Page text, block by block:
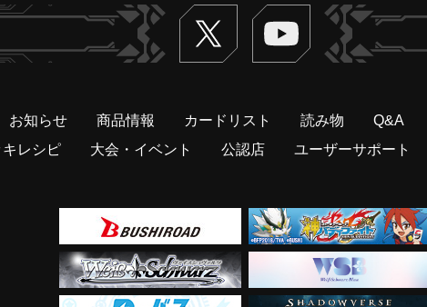
Twitter ヴァンガードch
お知らせ 商品情報 カードリスト 読み物 Q&A
キレシピ
大会・イベント 公認店 ユーザーサポート